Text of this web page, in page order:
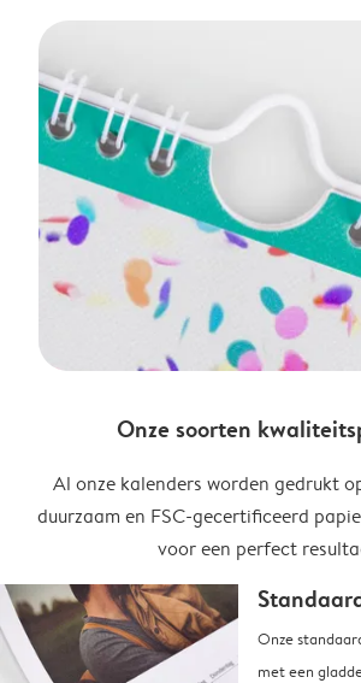
Onze soorten
Al onze kalenders worden gedrukt
duurzaam en FSC-gecertificeerd
voor een perfect
Onze
met een